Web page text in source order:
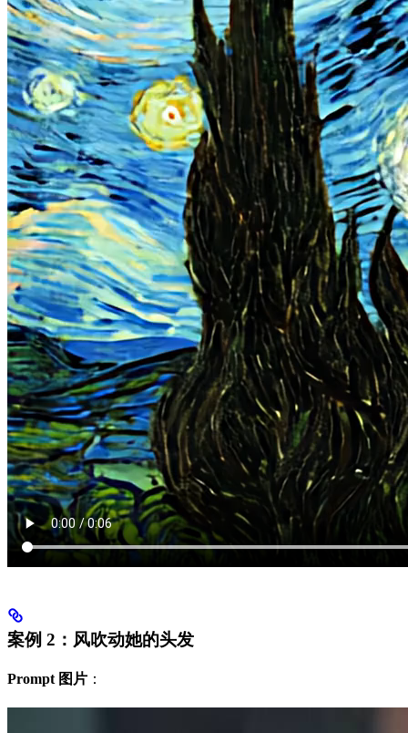
案例 2：风吹动她的头发
Prompt 图片 ：